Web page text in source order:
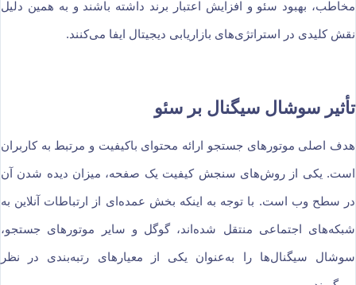
مخاطب، بهبود سئو و افزایش اعتبار برند داشته باشند و به همین دلیل
نقش کلیدی در استراتژی‌های بازاریابی دیجیتال ایفا می‌کنند.
تأثیر سوشال سیگنال بر سئو
هدف اصلی موتورهای جستجو ارائه محتوای باکیفیت و مرتبط به کاربران
است. یکی از روش‌های سنجش کیفیت یک صفحه، میزان دیده شدن آن
در سطح وب است. با توجه به اینکه بخش عمده‌ای از ارتباطات آنلاین به
شبکه‌های اجتماعی منتقل شده‌اند، گوگل و سایر موتورهای جستجو،
سوشال سیگنال‌ها را به‌عنوان یکی از معیارهای رتبه‌بندی در نظر